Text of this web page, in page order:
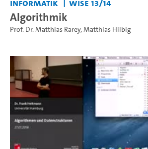
Informatik WiSe 13/14
Algorithmik
Prof. Dr. Matthias Rarey,Matthias Hilbig